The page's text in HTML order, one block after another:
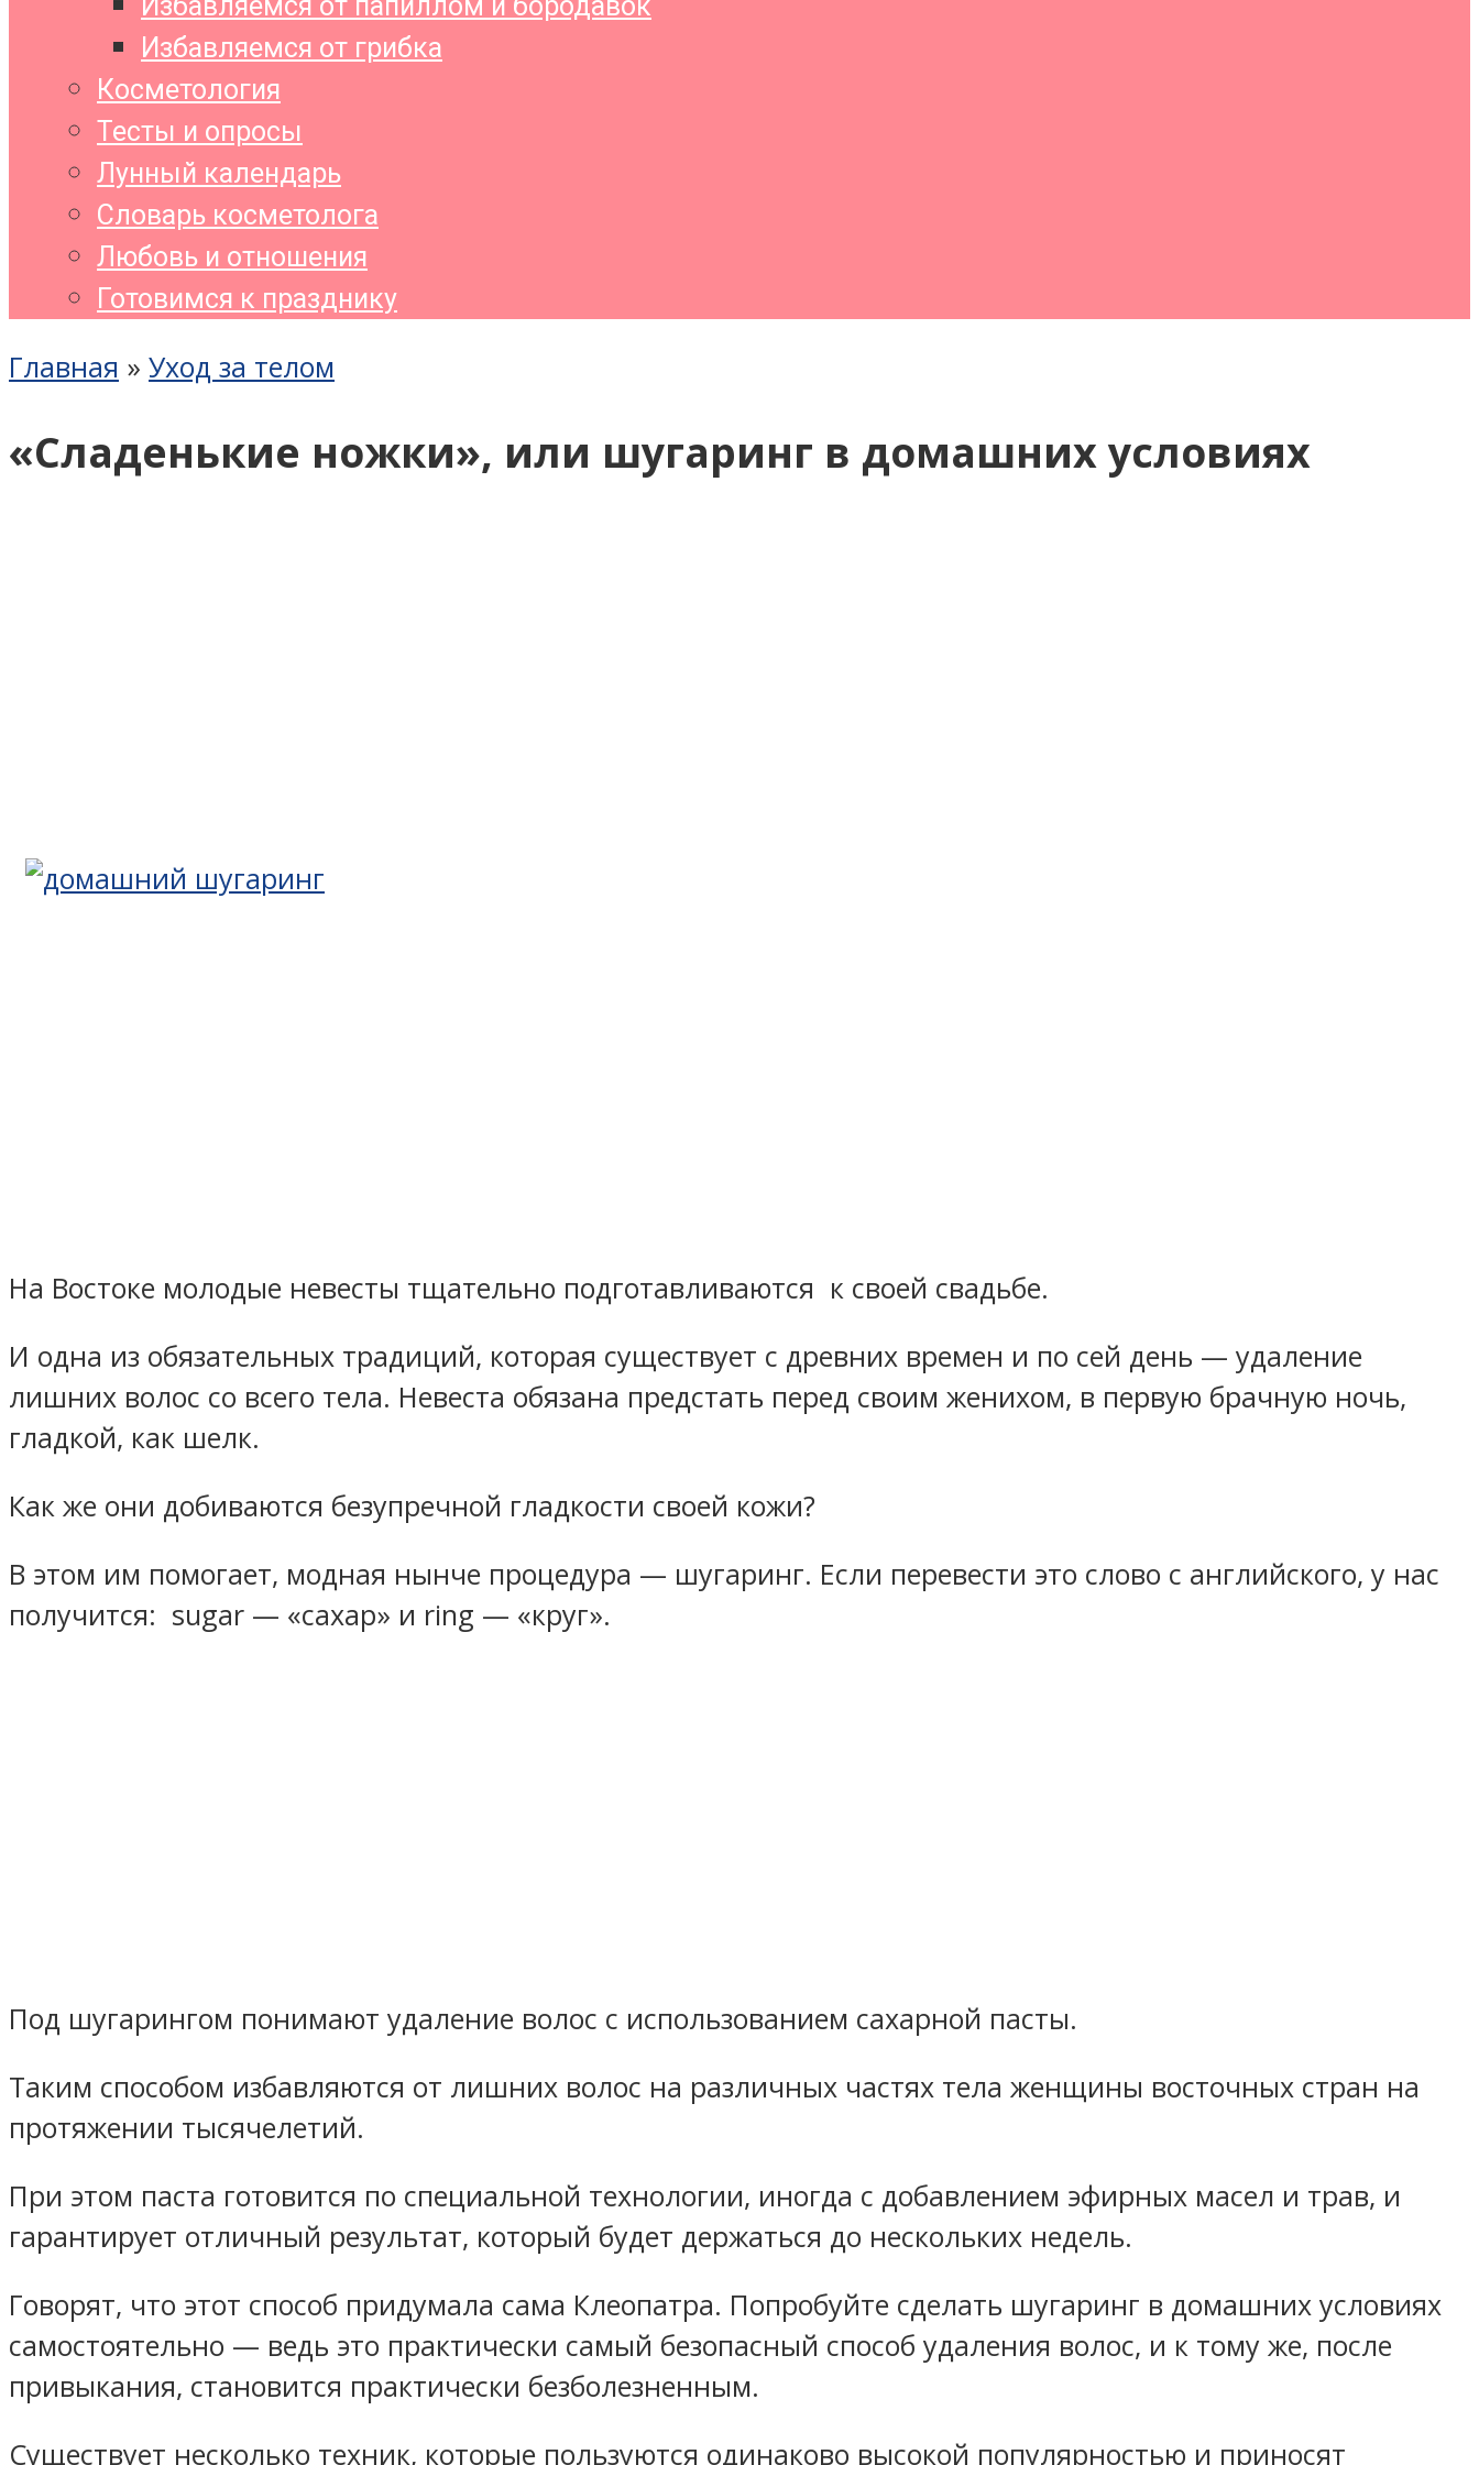
Избавляемся от грибка
Косметология
Тесты и опросы
Лунный календарь
Словарь косметолога
Любовь и отношения
Готовимся к празднику
Главная » Уход за телом
«Сладенькие ножки», или шугаринг в домашних условиях
На Востоке молодые невесты тщательно подготавливаются к своей свадьбе.
И одна из обязательных традиций, которая существует с древних времен и по сей день — удаление
лишних волос со всего тела. Невеста обязана предстать перед своим женихом, в первую брачную ночь,
гладкой, как шелк.
Как же они добиваются безупречной гладкости своей кожи?
В этом им помогает, модная нынче процедура — шугаринг. Если перевести это слово с английского, у нас
получится: sugar — «сахар» и ring — «круг».
Под шугарингом понимают удаление волос с использованием сахарной пасты.
Таким способом избавляются от лишних волос на различных частях тела женщины восточных стран на
протяжении тысячелетий.
При этом паста готовится по специальной технологии, иногда с добавлением эфирных масел и трав, и
гарантирует отличный результат, который будет держаться до нескольких недель.
Говорят, что этот способ придумала сама Клеопатра. Попробуйте сделать шугаринг в домашних условиях
самостоятельно — ведь это практически самый безопасный способ удаления волос, и к тому же, после
привыкания, становится практически безболезненным.
Существует несколько техник, которые пользуются одинаково высокой популярностью и приносят